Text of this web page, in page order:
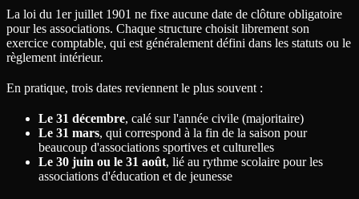
La loi du 1er juillet 1901 ne fixe aucune date de clôture obligatoire
pour les associations. Chaque structure choisit librement son
exercice comptable, qui est généralement défini dans les statuts ou le
règlement intérieur.
En pratique, trois dates reviennent le plus souvent :
Le 31 décembre, calé sur l'année civile (majoritaire)
Le 31 mars, qui correspond à la fin de la saison pour
beaucoup d'associations sportives et culturelles
Le 30 juin ou le 31 août, lié au rythme scolaire pour les
associations d'éducation et de jeunesse